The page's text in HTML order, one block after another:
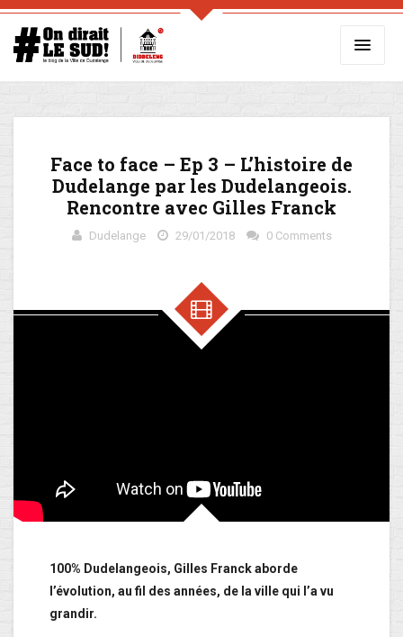
Face to face – Ep 3 – L’histoire de
Dudelange par les Dudelangeois.
Rencontre avec Gilles Franck
Dudelange 29/01/2018 0 Comments
100% Dudelangeois, Gilles Franck aborde
l’évolution, au fil des années, de la ville qui l’a vu
grandir.